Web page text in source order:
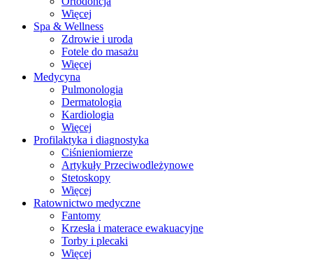
Więcej
Spa & Wellness
Zdrowie i uroda
Fotele do masażu
Więcej
Medycyna
Pulmonologia
Dermatologia
Kardiologia
Więcej
Profilaktyka i diagnostyka
Ciśnieniomierze
Artykuły Przeciwodleżynowe
Stetoskopy
Więcej
Ratownictwo medyczne
Fantomy
Krzesła i materace ewakuacyjne
Torby i plecaki
Więcej